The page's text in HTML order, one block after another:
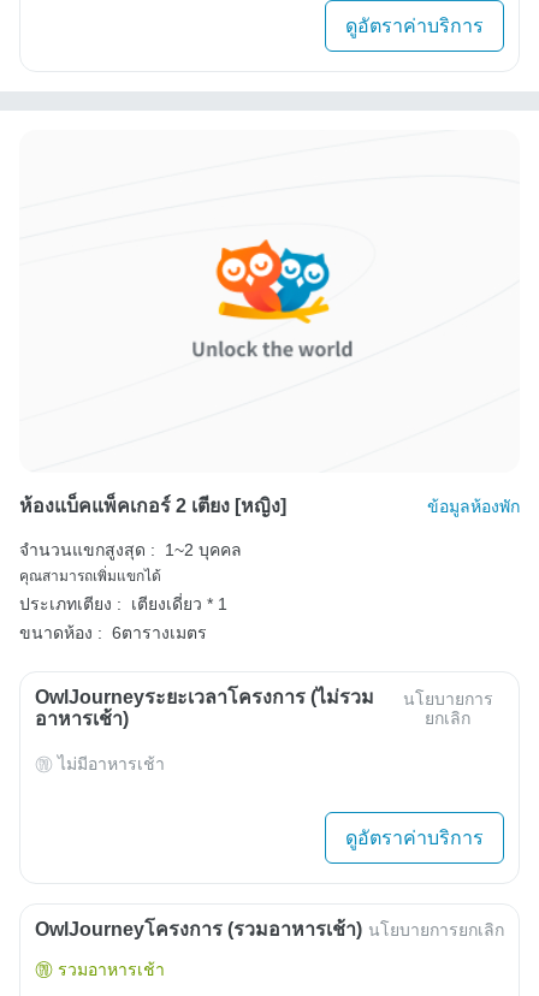
ดูอัตราค่าบริการ
ห้องแบ็คแพ็คเกอร์ 2 เตียง [หญิง] ข้อมูลห้องพัก
จำนวนแขกสูงสุด : 1~2 บุคคล
คุณสามารถเพิ่มแขกได้
ประเภทเตียง :
เตียงเดี่ยว * 1
ขนาดห้อง : 6ตารางเมตร
OwlJourneyระยะเวลาโครงการ (ไม่รวม
อาหารเช้า)
นโยบายการ
ยกเลิก
ไม่มีอาหารเช้า
ดูอัตราค่าบริการ
OwlJourneyโครงการ (รวมอาหารเช้า) นโยบายการยกเลิก
รวมอาหารเช้า